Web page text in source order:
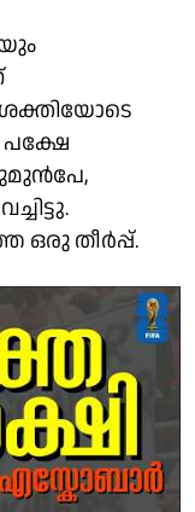
ശക്തിയോടെ
പക്ഷേ
ഒരു തീര്‍പ്പ്.